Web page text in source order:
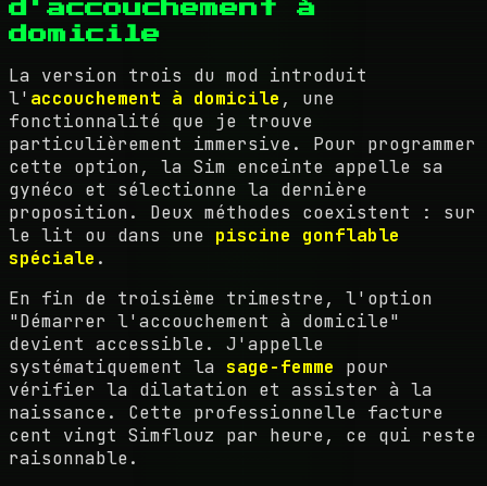
d'accouchement à
domicile
La version trois du mod introduit
l' accouchement à domicile , une
fonctionnalité que je trouve
particulièrement immersive. Pour programmer
cette option, la Sim enceinte appelle sa
gynéco et sélectionne la dernière
proposition. Deux méthodes coexistent : sur
le lit ou dans une piscine gonflable
spéciale .
En fin de troisième trimestre, l'option
"Démarrer l'accouchement à domicile"
devient accessible. J'appelle
systématiquement la sage-femme pour
vérifier la dilatation et assister à la
naissance. Cette professionnelle facture
cent vingt Simflouz par heure, ce qui reste
raisonnable.